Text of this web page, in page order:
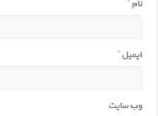
نام*
ایمیل*
وب‌ سایت